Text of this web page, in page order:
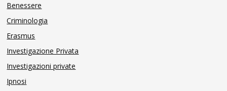
Benessere
Criminologia
Erasmus
Investigazione Privata
Investigazioni private
Ipnosi